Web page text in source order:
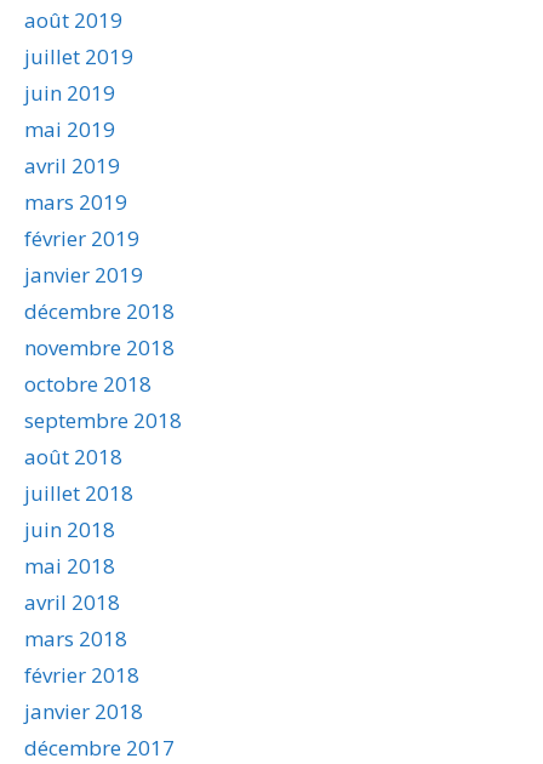
août 2019
juillet 2019
juin 2019
mai 2019
avril 2019
mars 2019
février 2019
janvier 2019
décembre 2018
novembre 2018
octobre 2018
septembre 2018
août 2018
juillet 2018
juin 2018
mai 2018
avril 2018
mars 2018
février 2018
janvier 2018
décembre 2017